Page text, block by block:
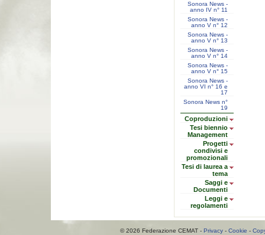
Sonora News -
anno IV n° 11
Sonora News -
anno V n° 12
Sonora News -
anno V n° 13
Sonora News -
anno V n° 14
Sonora News -
anno V n° 15
Sonora News -
anno VI n° 16 e
17
Sonora News n°
19
Coproduzioni
Tesi biennio
Management
Progetti
condivisi e
promozionali
Tesi di laurea a
tema
Saggi e
Documenti
Leggi e
regolamenti
© 2026 Federazione CEMAT - Privacy - Cookie -